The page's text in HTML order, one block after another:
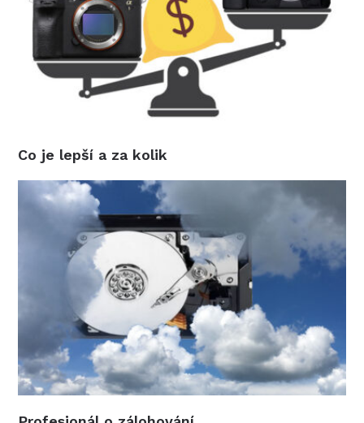
Co je lepší a za kolik